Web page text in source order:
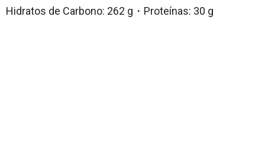
Hidratos de Carbono: 262 g・Proteínas: 30 g